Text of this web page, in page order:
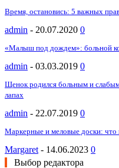
Время, остановись: 5 важных
admin - 20.07.2020 0
«Малыш под дождем»: больной
admin - 03.03.2019 0
Щенок родился больным и
лапах
admin - 22.07.2019 0
Маркерные и меловые доски: что
Margaret - 14.06.2023 0
Выбор редактора